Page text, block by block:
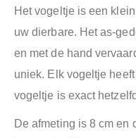
Het vogeltje is een
uw dierbare. Het as-
en met de hand
uniek. Elk vogeltje
vogeltje is exact
De afmeting is 8 cm en